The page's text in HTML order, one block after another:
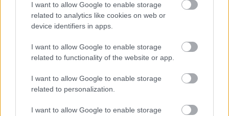
I want to allow Google to enable storage
related to analytics like cookies on web or
device identifiers in apps.
I want to allow Google to enable storage
related to functionality of the website or app.
I want to allow Google to enable storage
related to personalization.
I want to allow Google to enable storage